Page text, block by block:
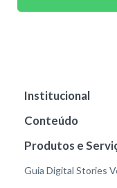
Institucional
Conteúdo
Produtos e
Guia Digital Stories